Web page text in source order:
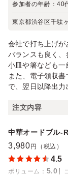
参加者の年齢：40
東京都渋谷区千駄
会社で打ち上げが
バランスも良く、
小皿や箸なども一
また、電子領収
で、翌日以降出力
注文内容
中華オードブル-
3,980 円（税込）
4.5
ボリューム ： 5.0